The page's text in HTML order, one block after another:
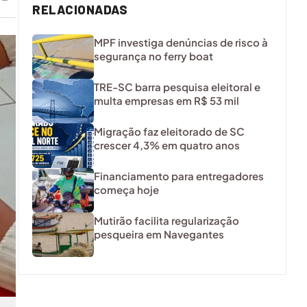
RELACIONADAS
MPF investiga denúncias de risco à
segurança no ferry boat
TRE-SC barra pesquisa eleitoral e
multa empresas em R$ 53 mil
Migração faz eleitorado de SC
crescer 4,3% em quatro anos
Financiamento para entregadores
começa hoje
Mutirão facilita regularização
pesqueira em Navegantes